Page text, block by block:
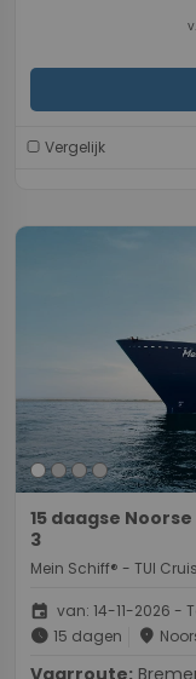
Vergelijk
15 daagse
3
Mein Schiff® - TUI
event van: 14-11-2026 -
schedule 15 dagen place
Vaarroute: